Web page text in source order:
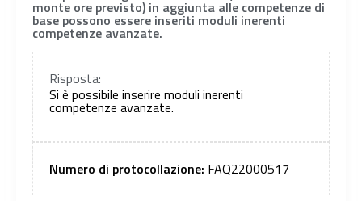
monte ore previsto) in aggiunta alle competenze di
base possono essere inseriti moduli inerenti
competenze avanzate.
Risposta:
Si è possibile inserire moduli inerenti
competenze avanzate.
Numero di protocollazione: FAQ22000517